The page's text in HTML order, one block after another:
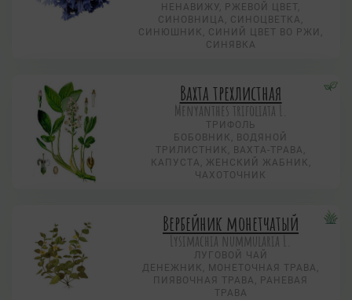
НЕНАВИЖУ, РЖЕВОЙ ЦВЕТ,
СИНОВНИЦА, СИНОЦВЕТКА,
СИНЮШНИК, СИНИЙ ЦВЕТ ВО РЖИ,
СИНЯВКА
Вахта трехлистная
Menyanthes trifoliata L.
ТРИФОЛЬ
БОБОВНИК, ВОДЯНОЙ
ТРИЛИСТНИК, ВАХТА-ТРАВА,
КАПУСТА, ЖЕНСКИЙ ЖАБНИК,
ЧАХОТОЧНИК
Вербейник монетчатый
Lysimachia nummularia L.
ЛУГОВОЙ ЧАЙ
ДЕНЕЖНИК, МОНЕТОЧНАЯ ТРАВА,
ПИЯВОЧНАЯ ТРАВА, РАНЕВАЯ
ТРАВА